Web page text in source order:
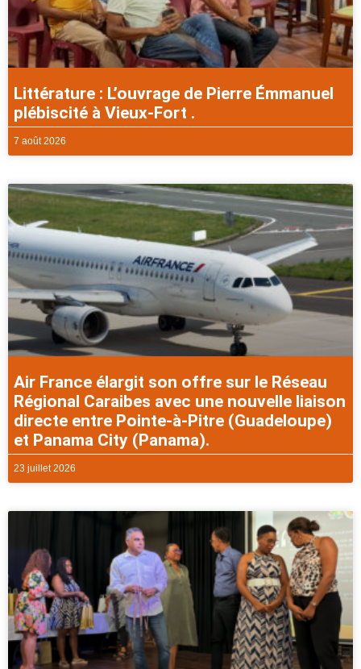
Littérature : L’ouvrage de Pierre Émmanuel
plébiscité à Vieux-Fort .
7 août 2026
Air France élargit son offre sur le Réseau
Régional Caraibes avec une nouvelle liaison
directe entre Pointe-à-Pitre (Guadeloupe)
et Panama City (Panama).
23 juillet 2026